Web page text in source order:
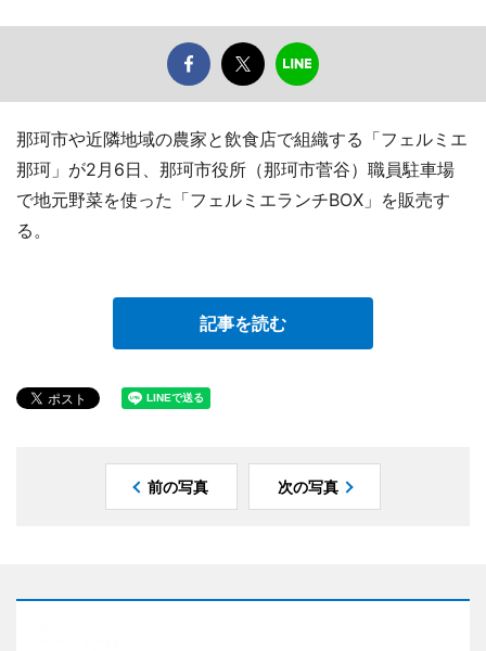
那珂市や近隣地域の農家と飲食店で組織する「フェルミエ
那珂」が2月6日、那珂市役所（那珂市菅谷）職員駐車場
で地元野菜を使った「フェルミエランチBOX」を販売す
る。
記事を読む
前の写真 次の写真